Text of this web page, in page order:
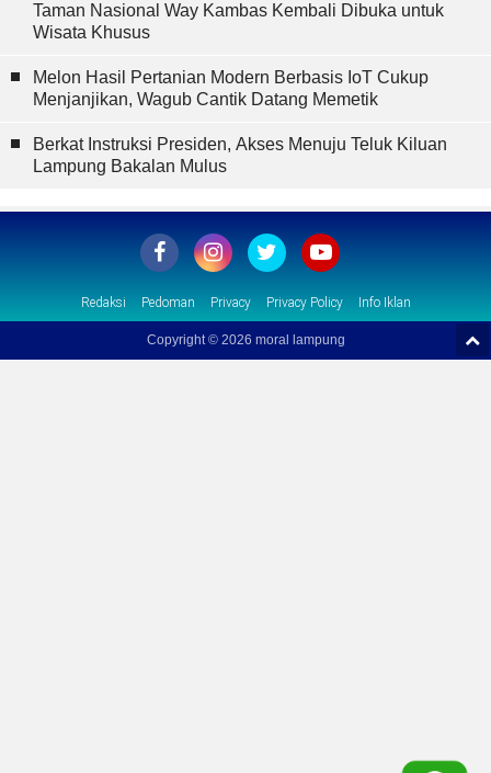
Taman Nasional Way Kambas Kembali Dibuka untuk
Wisata Khusus
Melon Hasil Pertanian Modern Berbasis IoT Cukup
Menjanjikan, Wagub Cantik Datang Memetik
Berkat Instruksi Presiden, Akses Menuju Teluk Kiluan
Lampung Bakalan Mulus
Redaksi Pedoman Privacy Privacy Policy Info Iklan
Copyright © 2026 moral lampung